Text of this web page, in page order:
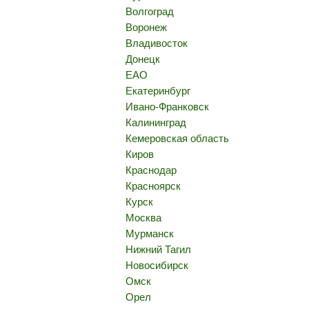
Волгоград
Воронеж
Владивосток
Донецк
ЕАО
Екатеринбург
Ивано-Франковск
Калининград
Кемеровская область
Киров
Краснодар
Красноярск
Курск
Москва
Мурманск
Нижний Тагил
Новосибирск
Омск
Орел